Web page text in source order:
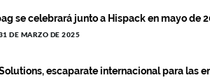
se celebrará junto a Hispack en mayo de
DE MARZO DE 2025
escaparate internacional para las